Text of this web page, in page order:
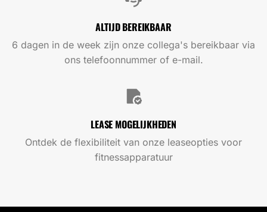
ALTIJD BEREIKBAAR
6 dagen in de week zijn onze collega's bereikbaar via
ons telefoonnummer of e-mail.
LEASE MOGELIJKHEDEN
Ontdek de flexibiliteit van onze leaseopties voor
fitnessapparatuur